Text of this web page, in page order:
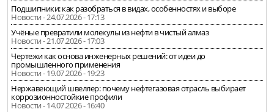
Подшипники: как разобраться в видах, особенностях и выборе
Новости - 24.07.2026 - 17:13
Учёные превратили молекулы из нефти в чистый алмаз
Новости - 21.07.2026 - 17:03
Чертежи как основа инженерных решений: от идеи до
промышленного применения
Новости - 19.07.2026 - 19:23
Нержавеющий швеллер: почему нефтегазовая отрасль выбирает
коррозионностойкие профили
Новости - 14.07.2026 - 16:40